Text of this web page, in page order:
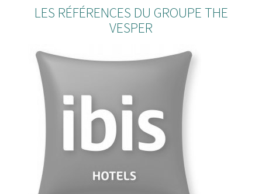
LES RÉFÉRENCES DU GROUPE THE
VESPER